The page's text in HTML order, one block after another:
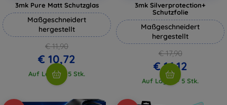
3mk Pure Matt Schutzglas
Maßgeschneidert
hergestellt
€ 11,90
€ 10,72
Auf Lager > 5 Stk.
3mk Silverprotection+
Schutzfolie
Maßgeschneidert
hergestellt
€ 17,90
€ 16,12
Auf Lager > 5 Stk.